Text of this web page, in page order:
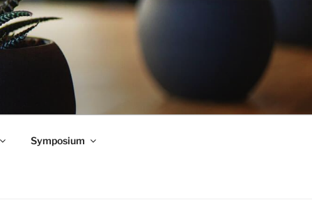
Symposium